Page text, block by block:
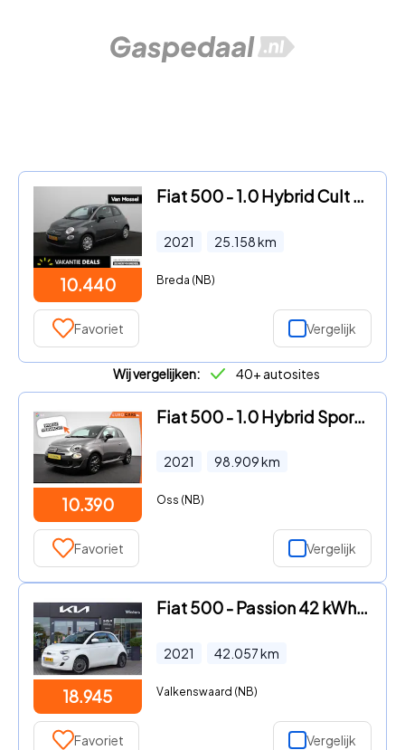
10.440
Fiat 500 - 1.0 Hybrid Cult | Airco |
2021 25.158km
Breda (NB)
Favoriet Vergelijk
Wij vergelijken: 40+ autosites
10.390
Fiat 500 - 1.0 Hybrid Sport Navigatie Half Lederen Bekleding Airco Dab
2021 98.909km
Oss (NB)
Favoriet Vergelijk
18.945
Fiat 500 - Passion 42 kWh | SOH 92% | Cabrio | LM velgen | Apple carpla
2021 42.057km
Valkenswaard (NB)
Favoriet Vergelijk